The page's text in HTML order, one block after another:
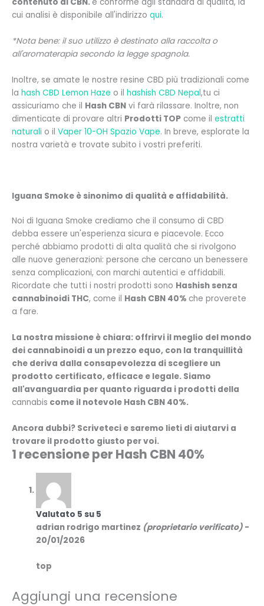
cui analisi è disponibile all'indirizzo qui.
*Nota bene: il suo utilizzo è destinato alla raccolta o
all'aromaterapia secondo la legge spagnola.
Inoltre, se amate le nostre resine CBD più tradizionali come
la hash CBD Lemon Haze o il hashish CBD Nepal,tu ci
assicuriamo che il Hash CBN vi farà rilassare. Inoltre, non
dimenticate di provare altri Prodotti TOP come il estratti
naturali o il Vaper 10-OH Spazio Vape. In breve, esplorate la
nostra varietà e trovate subito i vostri preferiti.
Iguana Smoke è sinonimo di qualità e affidabilità.
Noi di Iguana Smoke crediamo che il consumo di CBD
debba essere un'esperienza sicura e piacevole. Ecco
perché abbiamo prodotti di alta qualità che si rivolgono
alle nuove generazioni: persone che cercano un benessere
senza complicazioni, con marchi autentici e affidabili.
Ricordate che tutti i nostri prodotti sono Hashish senza
cannabinoidi THC, come il Hash CBN 40% che proverete
a fare.
La nostra missione è chiara: offrirvi il meglio del mondo
dei cannabinoidi a un prezzo equo, con la tranquillità
che deriva dalla consapevolezza di scegliere un
prodotto certificato, efficace e legale. Siamo
all'avanguardia per quanto riguarda i prodotti della
cannabis come il notevole Hash CBN 40%.
Ancora dubbi? Scriveteci e saremo lieti di aiutarvi a
trovare il prodotto giusto per voi.
1 recensione per Hash CBN 40%
Valutato 5 su 5
adrian rodrigo martinez (proprietario verificato) -
20/01/2026
top
Aggiungi una recensione